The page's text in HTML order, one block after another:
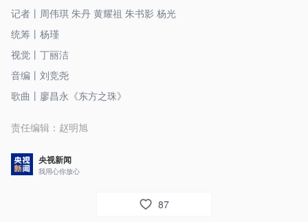
记者丨周伟琪 朱丹 黄耀祖 朱书影 杨光
统筹丨杨瑾
视觉丨丁丽洁
音编丨刘竞尧
歌曲丨廖昌永《东方之珠》
责任编辑： 赵明旭
央视新闻
我用心你放心
87